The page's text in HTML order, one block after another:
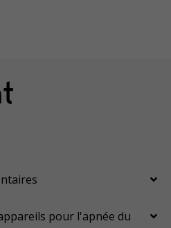
pour l'apnée du